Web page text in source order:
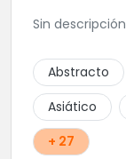
Sin descripción
Abstracto
Asiático
+ 27